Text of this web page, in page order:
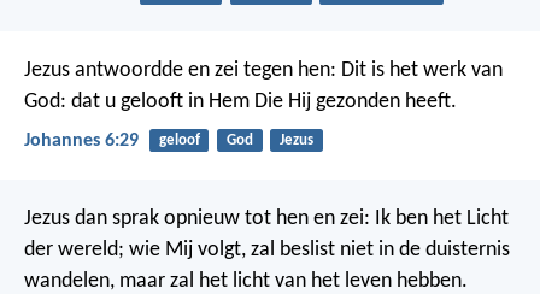
Jezus antwoordde en zei tegen hen: Dit is het werk van
God: dat u gelooft in Hem Die Hij gezonden heeft.
Johannes 6:29 geloof God Jezus
Jezus dan sprak opnieuw tot hen en zei: Ik ben het Licht
der wereld; wie Mij volgt, zal beslist niet in de duisternis
wandelen, maar zal het licht van het leven hebben.